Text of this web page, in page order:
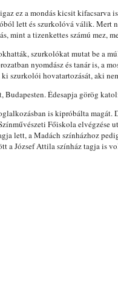
ez a mondás kicsit kifacsarva
lett és szurkolóvá válik. Mert
mint a tizenkettes számú mez,
szurkolókat mutat be a
nyomdász és tanár is, a
szurkolói hovatartozását, aki
Budapesten. Édesapja görög
is kipróbálta magát.
Főiskola elvégzése
lett, a Madách színházhoz
a József Attila színház tagja is